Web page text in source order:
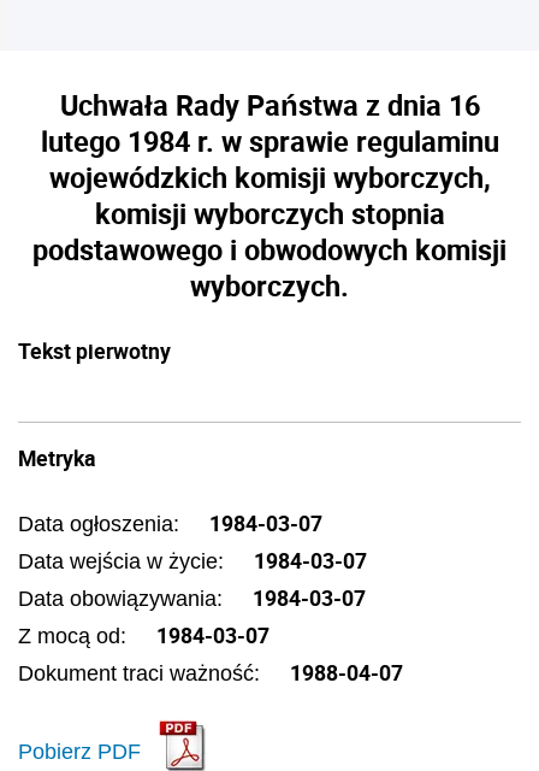
Uchwała Rady Państwa z dnia 16
lutego 1984 r. w sprawie regulaminu
wojewódzkich komisji wyborczych,
komisji wyborczych stopnia
podstawowego i obwodowych komisji
wyborczych.
Tekst pierwotny
Metryka
Data ogłoszenia: 1984-03-07
Data wejścia w życie: 1984-03-07
Data obowiązywania: 1984-03-07
Z mocą od: 1984-03-07
Dokument traci ważność: 1988-04-07
Pobierz PDF